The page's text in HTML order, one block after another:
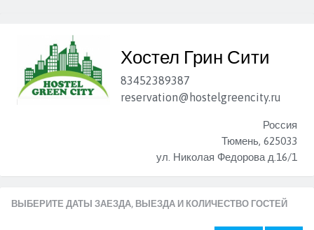
Хостел Грин Сити
83452389387
reservation@hostelgreencity.ru
Россия
Тюмень, 625033
ул. Николая Федорова д.16/1
ВЫБЕРИТЕ ДАТЫ ЗАЕЗДА, ВЫЕЗДА И КОЛИЧЕСТВО ГОСТЕЙ